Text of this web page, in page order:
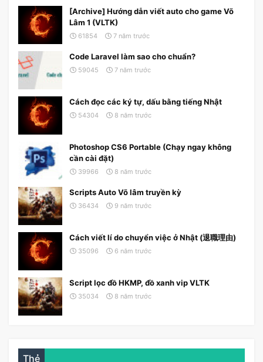
[Archive] Hướng dẫn viết auto cho game Võ
Lâm 1 (VLTK)
61854 7 năm trước
Code Laravel làm sao cho chuẩn?
59045 7 năm trước
Cách đọc các ký tự, dấu bằng tiếng Nhật
54304 8 năm trước
Photoshop CS6 Portable (Chạy ngay không
cần cài đặt)
39966 8 năm trước
Scripts Auto Võ lâm truyền kỳ
36434 9 năm trước
Cách viết lí do chuyển việc ở Nhật (退職理由)
35096 6 năm trước
Script lọc đồ HKMP, đồ xanh vip VLTK
35034 8 năm trước
Thẻ